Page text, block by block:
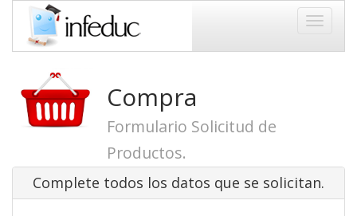
Toggle
Compra
Formulario Solicitud de
Productos.
Complete todos los datos que se solicitan.